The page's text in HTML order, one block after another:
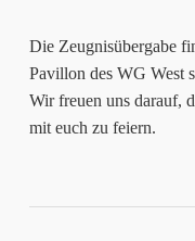
Die Zeugnisübergabe
Pavillon des WG West
Wir freuen uns darauf,
mit euch zu feiern.